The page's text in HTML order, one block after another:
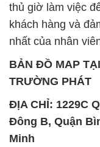
thủ giờ làm việc
khách hàng và
nhất của nhân
BẢN ĐỒ MAP
TRƯỜNG PHÁT
ĐỊA CHỈ: 1229C
Đông B, Quận
Minh